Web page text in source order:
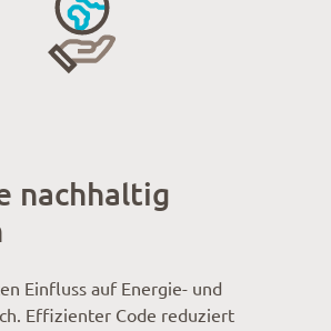
nachhaltig
Einfluss auf Energie- und
Effizienter Code reduziert